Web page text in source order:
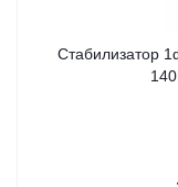
Стабилизатор